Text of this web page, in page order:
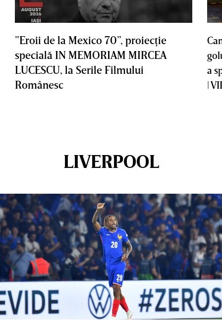
”Eroii de la Mexico 70”, proiecţie
specială IN MEMORIAM MIRCEA
LUCESCU, la Serile Filmului
Românesc
a
|
LIVERPOOL